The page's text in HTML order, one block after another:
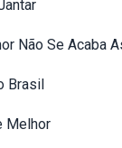
Não Se Acaba
Brasil
Melhor